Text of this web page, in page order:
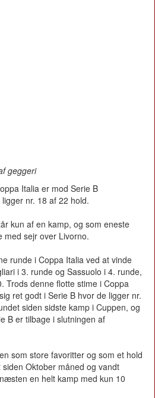
geggeri
Italia er mod Serie B
nr. 18 af 22 hold.
kun af en kamp, og som eneste
med sejr over Livorno.
runde i Coppa Italia ved at vinde
i 3. runde og Sassuolo i 4. runde,
Trods denne flotte stime i Coppa
ret godt i Serie B hvor de ligger nr.
siden sidste kamp i Cuppen, og
B er tilbage i slutningen af
som store favoritter og som et hold
Oktober måned og vandt
en helt kamp med kun 10